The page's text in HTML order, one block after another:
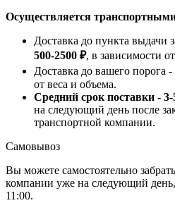
Осуществляется
Доставка до пункта выдачи
500-2500 ₽, в зависимости
Доставка до вашего порога -
от веса и объема.
Средний срок поставки - 3-
на следующий день после
транспортной компании.
Самовывоз
Вы можете самостоятельно
компании уже на следующий день,
11:00.